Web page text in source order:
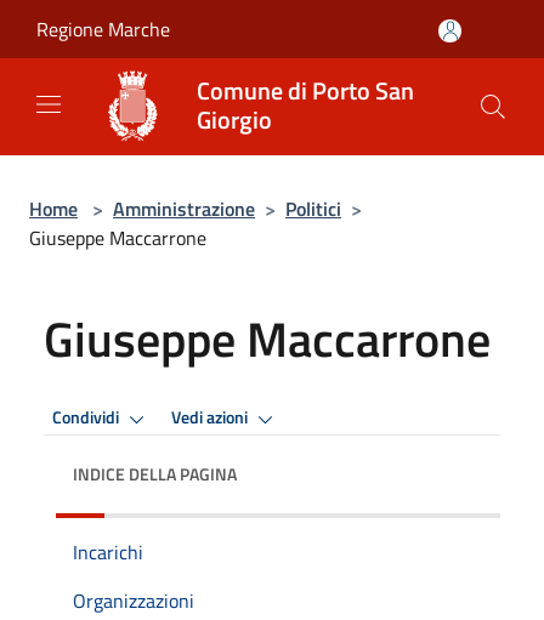
Regione Marche
Comune di Porto San
Giorgio
Home > Amministrazione > Politici >
Giuseppe Maccarrone
Giuseppe Maccarrone
Condividi Vedi azioni
INDICE DELLA PAGINA
Incarichi
Organizzazioni